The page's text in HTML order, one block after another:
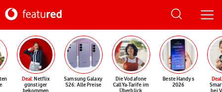
Deal: Netflix
günstiger
Samsung Galaxy
S26: Alle Preise
Die Vodafone
CallYa-Tarife im
Beste Handys
2026
Deal